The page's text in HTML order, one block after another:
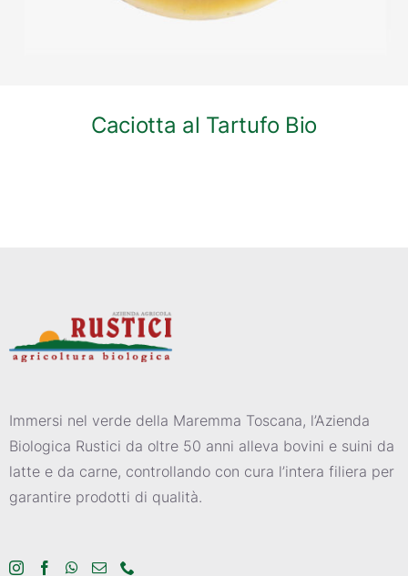
Caciotta al Tartufo Bio
Immersi nel verde della Maremma Toscana, l’Azienda
Biologica Rustici da oltre 50 anni alleva bovini e suini da
latte e da carne, controllando con cura l’intera filiera per
garantire prodotti di qualità.